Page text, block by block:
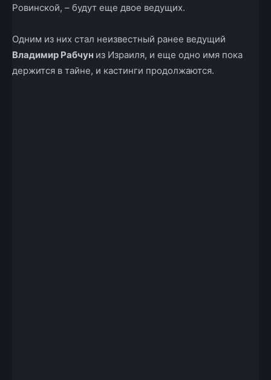
Ровинской, – будут еще двое ведущих.
Одним из них стал неизвестный ранее ведущий
Владимир Рабчун из Израиля, и еще одно имя пока
держится в тайне, и кастинги продолжаются.